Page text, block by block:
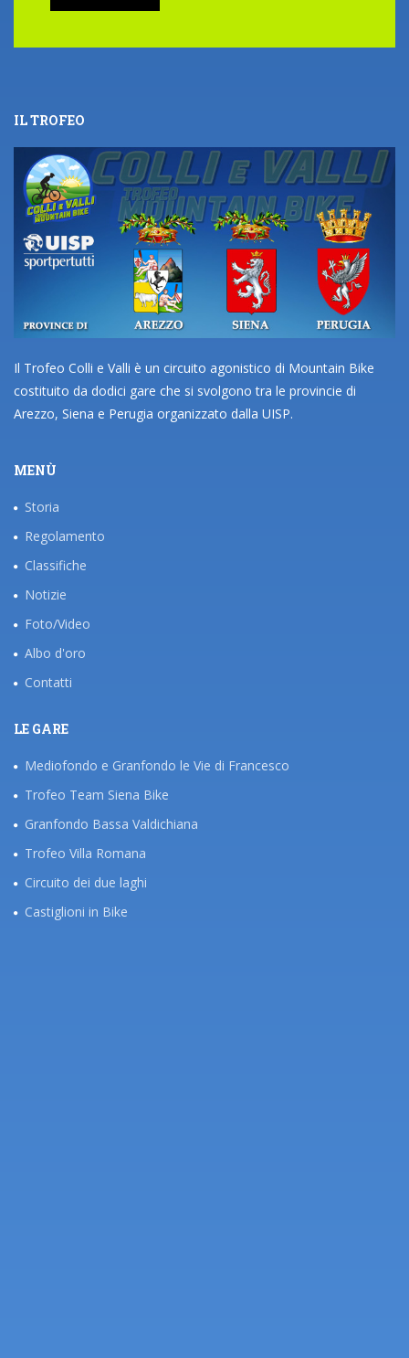
IL TROFEO
Il Trofeo Colli e Valli è un circuito agonistico di Mountain Bike
costituito da dodici gare che si svolgono tra le provincie di
Arezzo, Siena e Perugia organizzato dalla UISP.
MENÙ
Storia
Regolamento
Classifiche
Notizie
Foto/Video
Albo d'oro
Contatti
LE GARE
Mediofondo e Granfondo le Vie di Francesco
Trofeo Team Siena Bike
Granfondo Bassa Valdichiana
Trofeo Villa Romana
Circuito dei due laghi
Castiglioni in Bike